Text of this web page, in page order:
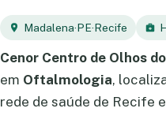
Madalena·PE·Recife
Cenor Centro de Olhos
em Oftalmologia,
rede de saúde de Recife